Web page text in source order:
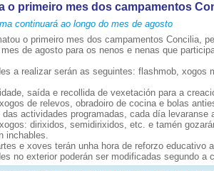
o primeiro mes dos campamentos
continuará ao longo do mes de agosto
o primeiro mes dos campamentos Concilia,
mes de agosto para os nenos e nenas que
a realizar serán as seguintes: flashmob, xogos
saída e recollida de vexetación para a
de relevos, obradoiro de cocina e bolas
das actividades programadas, cada día levaranse
dirixidos, semidirixidos, etc. e tamén
inchables.
e xoves terán unha hora de reforzo educativo
no exterior poderán ser modificadas segundo a